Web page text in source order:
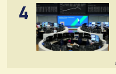
4